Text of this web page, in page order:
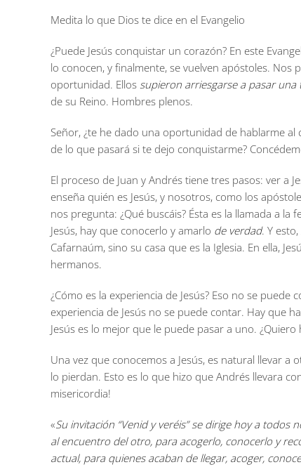
Medita lo que Dios te dice en el Evangelio
¿Puede Jesús conquistar un corazón? En este
lo conocen, y finalmente, se vuelven apóstoles. Nos
oportunidad. Ellos supieron arriesgarse a pasar
de su Reino. Hombres plenos.
Señor, ¿te he dado una oportunidad de hablarme
de lo que pasará si te dejo conquistarme?
El proceso de Juan y Andrés tiene tres pasos: ver a
enseña quién es Jesús, y nosotros, como los
nos pregunta: ¿Qué buscáis? Ésta es la llamada a
Jesús, hay que conocerlo y amarlo de verdad. Y
Cafarnaúm, sino su casa que es la Iglesia. En ella,
hermanos.
¿Cómo es la experiencia de Jesús? Eso no se
experiencia de Jesús no se puede contar. Hay que
Jesús es lo mejor que le puede pasar a uno. ¿Quiero
Una vez que conocemos a Jesús, es natural llevar
lo pierdan. Esto es lo que hizo que Andrés llevara
misericordia!
«Su invitación “Venid y veréis” se dirige hoy a
al encuentro del otro, para acogerlo, conocerlo y
actual, para quienes acaban de llegar, acoger,